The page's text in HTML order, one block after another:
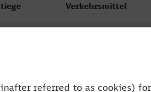
Verkehrsmittel